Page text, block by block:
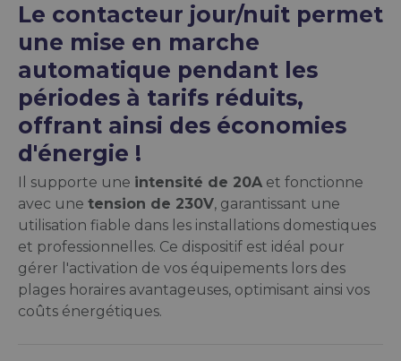
Le contacteur jour/nuit permet
une mise en marche
automatique pendant les
périodes à tarifs réduits,
offrant ainsi des économies
d'énergie !
Il supporte une intensité de 20A et fonctionne
avec une tension de 230V, garantissant une
utilisation fiable dans les installations domestiques
et professionnelles. Ce dispositif est idéal pour
gérer l'activation de vos équipements lors des
plages horaires avantageuses, optimisant ainsi vos
coûts énergétiques.